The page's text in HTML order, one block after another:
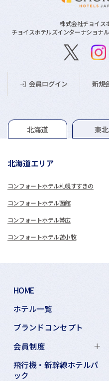
株式会社チョイス
チョイスホテルズインターナショナ
会員ログイン 新規
グループホテル一覧
北海道 東北
北海道エリア
コンフォートホテル札幌すすきの
コンフォートホテル函館
コンフォートホテル帯広
コンフォートホテル苫小牧
HOME
ホテル一覧
ブランドコンセプト
会員制度
飛行機・新幹線ホテルパ
ック